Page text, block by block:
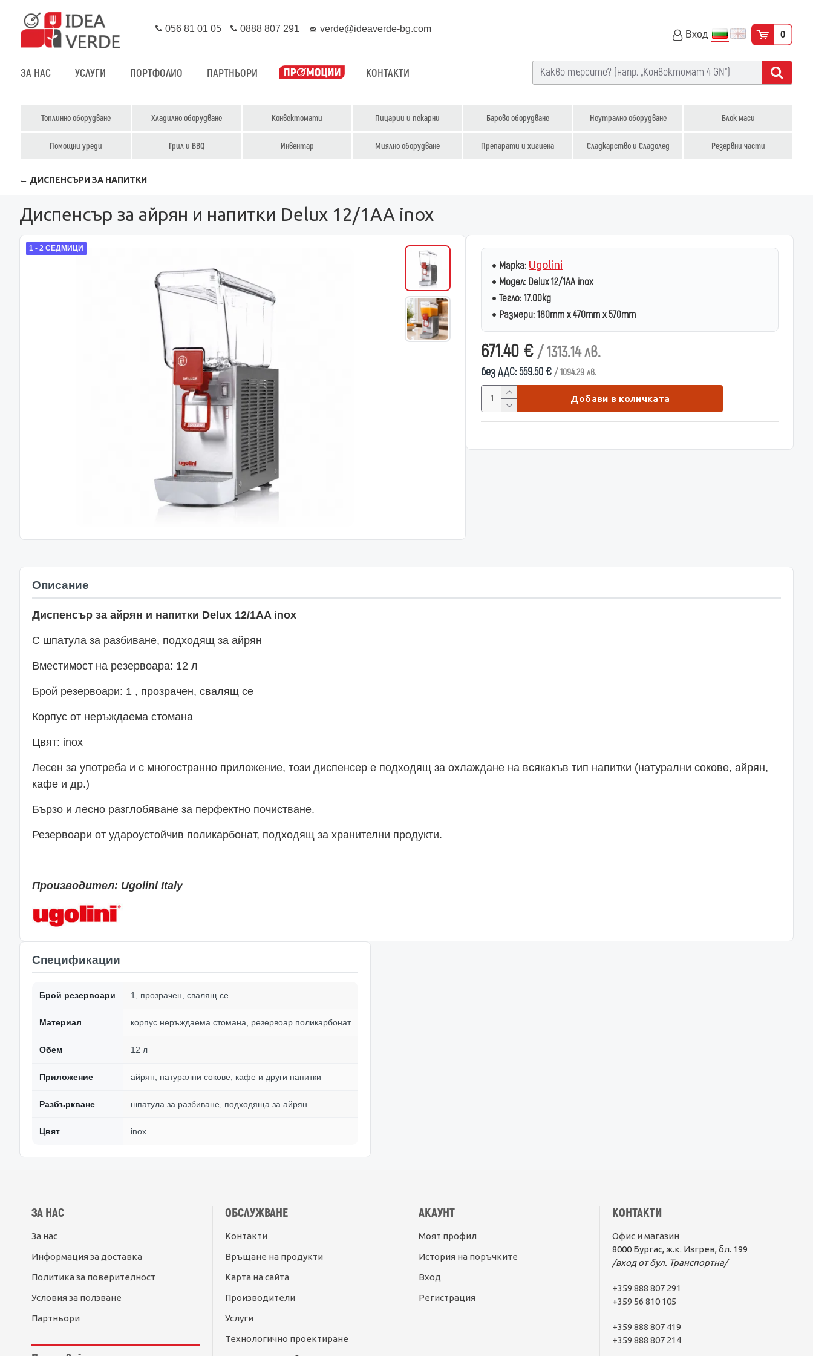
056 81 01 05 0888 807 291 verde@ideaverde-bg.com
Вход 0
ЗА НАС УСЛУГИ ПОРТФОЛИО ПАРТНЬОРИ КОНТАКТИ
Топлинно оборудване Хладилно оборудване Конвектомати Пицарии и пекарни Барово оборудване Неутрално оборудване Блок маси
Помощни уреди Грил и BBQ Инвентар Миялно оборудване Препарати и хигиена Сладкарство и Сладолед Резервни части
← ДИСПЕНСЪРИ ЗА НАПИТКИ
Диспенсър за айрян и напитки Delux 12/1AA inox
1 - 2 СЕДМИЦИ
671.40 € / 1313.14 лв.
без ДДС: 559.50 € / 1094.29 лв.
Марка: Ugolini
Модел: Delux 12/1AA inox
Тегло:17.00kg
Размери:180mm x 470mm x 570mm
Добави в количката
Описание
Диспенсър за айрян и напитки Delux 12/1AA inox
С шпатула за разбиване, подходящ за айрян
Вместимост на резервоара: 12 л
Брой резервоари: 1 , прозрачен, свалящ се
Корпус от неръждаема стомана
Цвят: inox
Лесен за употреба и с многостранно приложение, този диспенсер е подходящ за охлаждане на всякакъв тип напитки (натурални сокове, айрян,
кафе и др.)
Бързо и лесно разглобяване за перфектно почистване.
Резервоари от удароустойчив поликарбонат, подходящ за хранителни продукти.
Производител: Ugolini Italy
Спецификации
Брой резервоари 1, прозрачен, свалящ се
Материал корпус неръждаема стомана, резервоар поликарбонат
Обем 12 л
Приложение айрян, натурални сокове, кафе и други напитки
Разбъркване шпатула за разбиване, подходяща за айрян
Цвят inox
ЗА НАС
За нас
Информация за доставка
Политика за поверителност
Условия за ползване
Партньори
ОБСЛУЖВАНЕ
Контакти
Връщане на продукти
Карта на сайта
Производители
Услуги
Технологично проектиране
АКАУНТ
Моят профил
История на поръчките
Вход
Регистрация
КОНТАКТИ
Офис и магазин
8000 Бургас, ж.к. Изгрев, бл. 199
/вход от бул. Транспортна/
+359 888 807 291
+359 56 810 105
+359 888 807 419
+359 888 807 214